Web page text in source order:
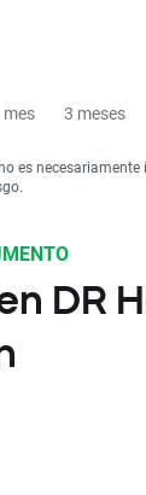
mes 3 meses
es
DR